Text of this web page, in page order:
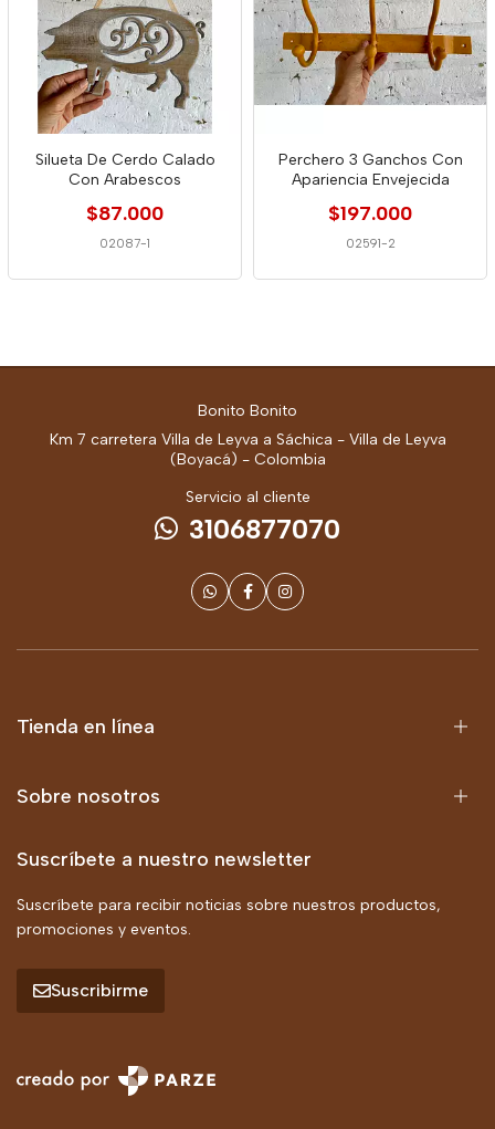
Silueta De Cerdo Calado
Con Arabescos
$87.000
02087-1
Perchero 3 Ganchos Con
Apariencia Envejecida
$197.000
02591-2
Bonito Bonito
Km 7 carretera Villa de Leyva a Sáchica - Villa de Leyva
(Boyacá) - Colombia
Servicio al cliente
3106877070
Tienda en línea
Sobre nosotros
Suscríbete a nuestro newsletter
Suscríbete para recibir noticias sobre nuestros productos,
promociones y eventos.
Suscribirme